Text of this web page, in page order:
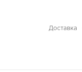
Доставка